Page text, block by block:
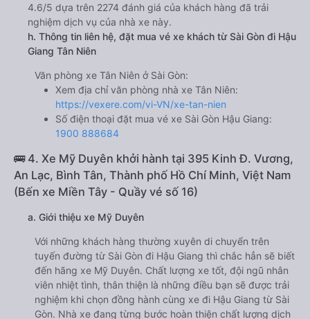
4.6/5 dựa trên 2274 đánh giá của khách hàng đã trải
nghiệm dịch vụ của nhà xe này.
h. Thông tin liên hệ, đặt mua vé xe khách từ Sài Gòn đi Hậu
Giang Tân Niên
Văn phòng xe Tân Niên ở Sài Gòn:
Xem địa chỉ văn phòng nhà xe Tân Niên:
https://vexere.com/vi-VN/xe-tan-nien
Số điện thoại đặt mua vé xe Sài Gòn Hậu Giang:
1900 888684
🚌 4. Xe Mỹ Duyên khởi hành tại 395 Kinh Đ. Vương,
An Lạc, Bình Tân, Thành phố Hồ Chí Minh, Việt Nam
(Bến xe Miền Tây - Quầy vé số 16)
a. Giới thiệu xe Mỹ Duyên
Với những khách hàng thường xuyên di chuyển trên
tuyến đường từ Sài Gòn đi Hậu Giang thì chắc hẳn sẽ biết
đến hãng xe Mỹ Duyên. Chất lượng xe tốt, đội ngũ nhân
viên nhiệt tình, thân thiện là những điều bạn sẽ được trải
nghiệm khi chọn đồng hành cùng xe đi Hậu Giang từ Sài
Gòn. Nhà xe đang từng bước hoàn thiện chất lượng dịch